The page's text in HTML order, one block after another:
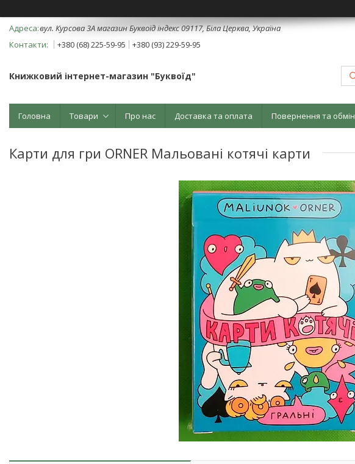
вул. Курсова 3А магазин Буквоїд індекс 09117, Біла Церква, Україна
+380 (68) 225-59-95
+380 (93) 229-59-95
Книжковий інтернет-магазин "Буквоїд"
Головна Товари Про нас Доставка та оплата Повернення та обмін
Карти для гри ORNER Мальовані котячі карти